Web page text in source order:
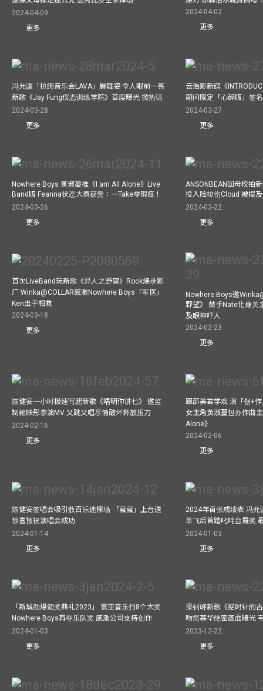
2024-04-09
更多
2024-04-02
更多
冯允谦「拉阔音乐会LAVA」展舞姿 令人眼前一亮
新歌《Jay Fung仪态训练学院》首度曝光 掀热话
2024-03-28
更多
云浩影新碟《
期间限定「心碎版」签
2024-03-27
更多
Nowhere Boys 黄淑蔓推《I am All Alone》Live
Band版 Feanna状态大勇获赞：一Take零瑕疵！
2024-03-26
更多
ANSONBEAN回母校拍
投入险拉伤Cloud 被提
2024-03-22
更多
首次LiveBand玩新歌《异人之野望》Rock爆录影
厂 Winka@COLLAR感激Nowhere Boys「军医」
Ken出手相救
2024-03-18
更多
Nowhere Boys邀
野望》 鼓手Nate化身关
及眼神吓人
2024-02-23
更多
陈健安一小时极速写起新歌《唔明你讲乜》 邀监
制赖映彤参演MV 又跳又唱尽情破坏释放压力
2024-02-16
更多
跟邵美君学戏 演「创+
女主角黄淑蔓包办作曲
Alone》
2024-02-06
更多
陈健安签唱会吸引数百乐迷撑场 「萤萤」上台送
惊喜预祝演唱会成功
2024-01-14
更多
2024年首张成绩表 冯允
单飞后首踏叱咤台攞奖
2024-01-03
更多
「新城劲爆颁奖典礼2023」 寰亚音乐扫8个大奖
Nowhere Boys再夺乐队奖 感激公司支持创作
2024-01-03
更多
梁钊峰新歌《逆时针的
吻简慕华绝密画面曝光
2023-12-22
更多